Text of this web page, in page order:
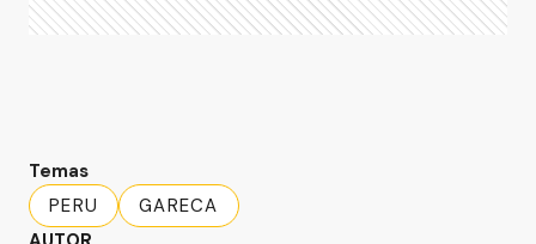
Temas
PERU
GARECA